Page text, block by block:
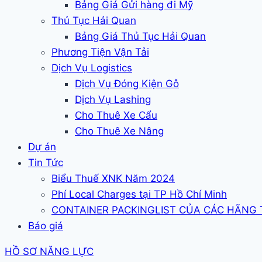
Bảng Giá Gửi hàng đi Mỹ
Thủ Tục Hải Quan
Bảng Giá Thủ Tục Hải Quan
Phương Tiện Vận Tải
Dịch Vụ Logistics
Dịch Vụ Đóng Kiện Gỗ
Dịch Vụ Lashing
Cho Thuê Xe Cẩu
Cho Thuê Xe Nâng
Dự án
Tin Tức
Biểu Thuế XNK Năm 2024
Phí Local Charges tại TP Hồ Chí Minh
CONTAINER PACKINGLIST CỦA CÁC HÃNG
Báo giá
HỒ SƠ NĂNG LỰC